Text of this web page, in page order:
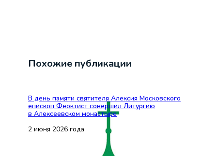
Похожие публикации
В день памяти святителя Алексия Московского
епископ Феоктист совершил Литургию
в Алексеевском монастыре
2 июня 2026 года